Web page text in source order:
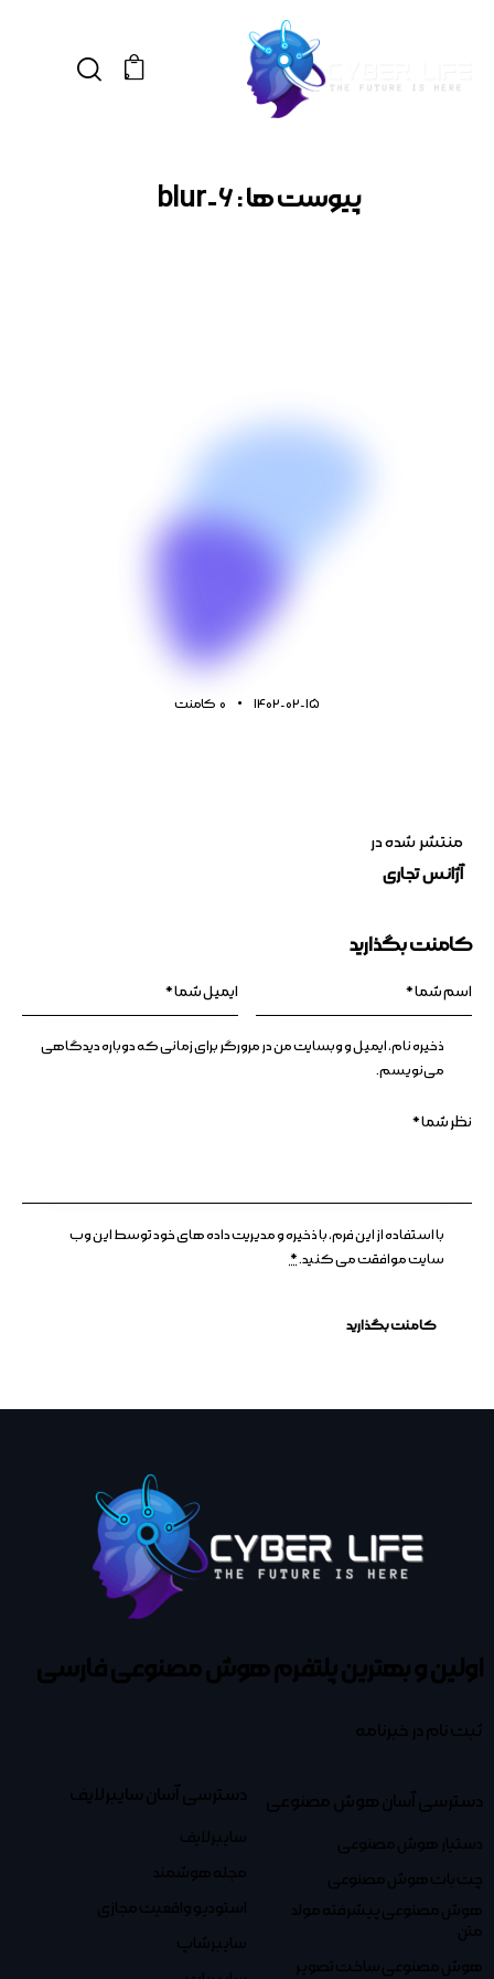
0
پیوست ها : blur-6
1402-02-15
0 کامنت
منتشر شده در
آژانس تجاری
کامنت بگذارید
ذخیره نام، ایمیل و وبسایت من در مرورگر برای زمانی که دوباره دیدگاهی
می‌نویسم.
با استفاده از این فرم، با ذخیره و مدیریت داده های خود توسط این وب
سایت موافقت می کنید.*
اولین و بهترین پلتفرمهوش مصنوعی فارسی
ثبت نام در خبرنامه
دسترسی آسان هوش مصنوعی
دستیار هوش مصنوعی
چت بات هوش مصنوعی
هوش مصنوعی پیشرفته مولد
متن
هوش مصنوعی ساخت تصویر
دسترسی آسان سایبرلایف
سایبرلایف
مجله هوشمند
استودیو واقعیت مجازی
سایبرشاپ